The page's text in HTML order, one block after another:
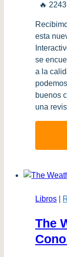
🔥
esta
se
a la
buenos
una
Libros
The